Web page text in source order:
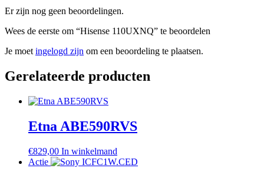
Er zijn nog geen beoordelingen.
Wees de eerste om “Hisense 110UXNQ” te beoordelen
Je moet ingelogd zijn om een beoordeling te plaatsen.
Gerelateerde producten
Etna ABE590RVS
€829,00 In winkelmand
Actie